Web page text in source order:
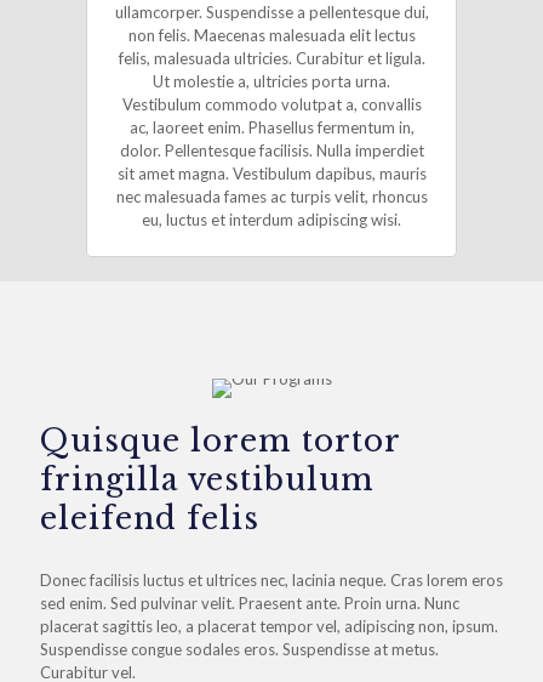
ullamcorper. Suspendisse a pellentesque dui,
non felis. Maecenas malesuada elit lectus
felis, malesuada ultricies. Curabitur et ligula.
Ut molestie a, ultricies porta urna.
Vestibulum commodo volutpat a, convallis
ac, laoreet enim. Phasellus fermentum in,
dolor. Pellentesque facilisis. Nulla imperdiet
sit amet magna. Vestibulum dapibus, mauris
nec malesuada fames ac turpis velit, rhoncus
eu, luctus et interdum adipiscing wisi.
Quisque lorem tortor
fringilla vestibulum
eleifend felis
Donec facilisis luctus et ultrices nec, lacinia neque. Cras lorem eros
sed enim. Sed pulvinar velit. Praesent ante. Proin urna. Nunc
placerat sagittis leo, a placerat tempor vel, adipiscing non, ipsum.
Suspendisse congue sodales eros. Suspendisse at metus.
Curabitur vel.